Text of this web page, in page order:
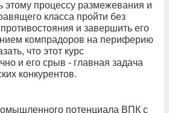
этому процессу размежевания и
класса пройти без
и завершить его
компрадоров на периферию
что этот курс
и его срыв - главная задача
конкурентов.
потенциала ВПК с